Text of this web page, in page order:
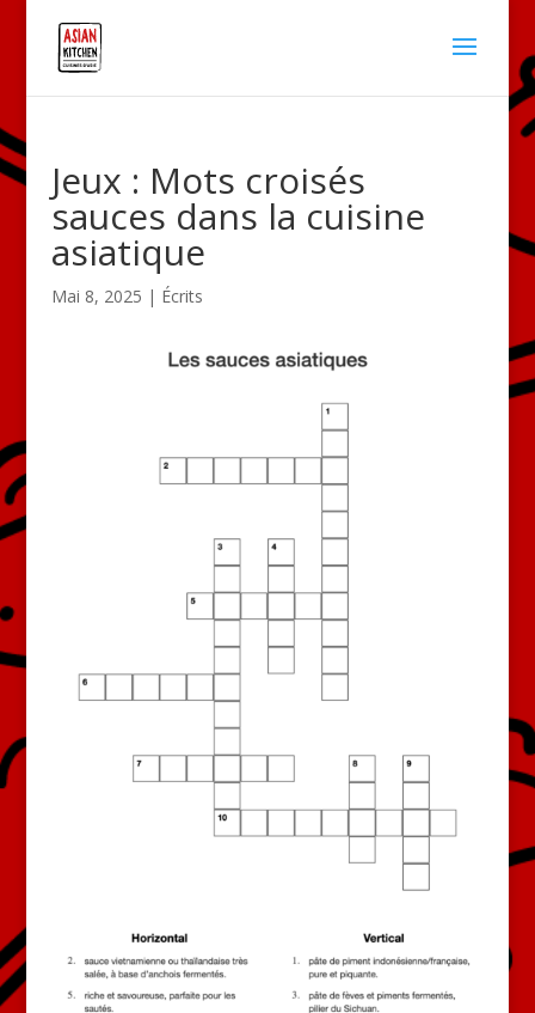
Jeux : Mots croisés
sauces dans la cuisine
asiatique
Mai 8, 2025 | Écrits